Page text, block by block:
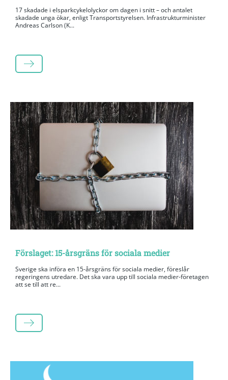
17 skadade i elsparkcykelolyckor om dagen i snitt – och antalet
skadade unga ökar, enligt Transportstyrelsen. Infrastrukturminister
Andreas Carlson (K...
LÄS MER
Förslaget: 15-årsgräns för sociala medier
Sverige ska införa en 15-årsgräns för sociala medier, föreslår
regeringens utredare. Det ska vara upp till sociala medier-företagen
att se till att re...
LÄS MER